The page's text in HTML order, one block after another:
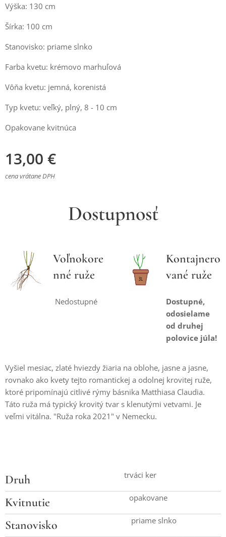
Výška: 130 cm
Šírka: 100 cm
Stanovisko: priame slnko
Farba kvetu: krémovo marhuľová
Vôňa kvetu: jemná, korenistá
Typ kvetu: veľký, plný, 8 - 10 cm
Opakovane kvitnúca
13,00 €
cena vrátane DPH
Dostupnosť
Voľnokore
nné ruže
Nedostupné
Kontajnero
vané ruže
Dostupné,
odosielame
od druhej
polovice júla!
Vyšiel mesiac, zlaté hviezdy žiaria na oblohe, jasne a jasne,
rovnako ako kvety tejto romantickej a odolnej krovitej ruže,
ktoré pripomínajú citlivé rýmy básnika Matthiasa Claudia.
Táto ruža má typický krovitý tvar s klenutými vetvami. Je
veľmi vitálna. "Ruža roka 2021" v Nemecku.
Druh trváci ker
Kvitnutie opakovane
Stanovisko priame slnko